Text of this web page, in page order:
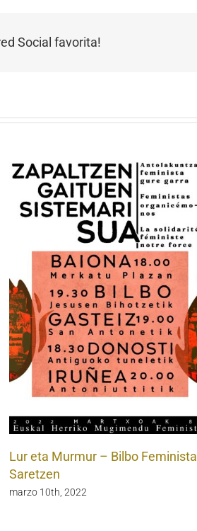
Social favorita!
Lur eta Murmur – Bilbo Feminista
Saretzen
marzo 10th, 2022